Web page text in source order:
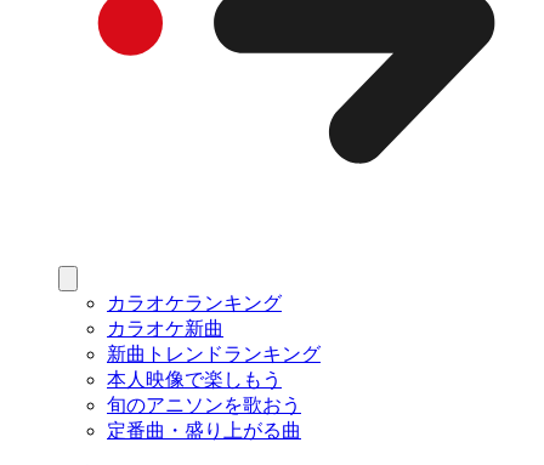
カラオケランキング
カラオケ新曲
新曲トレンドランキング
本人映像で楽しもう
旬のアニソンを歌おう
定番曲・盛り上がる曲